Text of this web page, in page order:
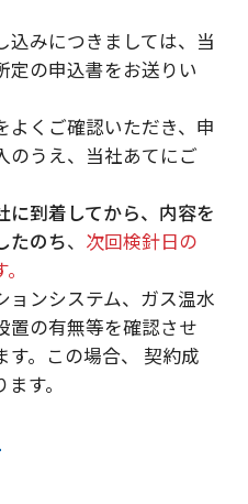
込みにつきましては、当
定の申込書をお送りい
よくご確認いただき、申
のうえ、当社あてにご
に到着してから、内容を
たのち、 次回検針日の
ョンシステム、ガス温水
置の有無等を確認させ
す。この場合、 契約成
す。